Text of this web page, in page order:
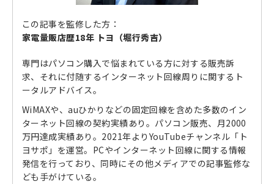
この記事を監修した方：
家電量販店歴18年 トヨ（堀行秀吉）
専門はパソコン購入で悩まれている方に対する販売訴
求、それに付随するインターネット回線周りに関するト
ータルアドバイス。
WiMAXや、auひかりなどの固定回線を含めた多数のイン
ターネット回線の契約実績あり。パソコン販売、月2000
万円達成実績あり。2021年よりYouTubeチャンネル「ト
ヨサポ」を運営。PCやインターネット回線に関する情報
発信を行っており、同時にその他メディアでの記事監修な
ども手がけている。